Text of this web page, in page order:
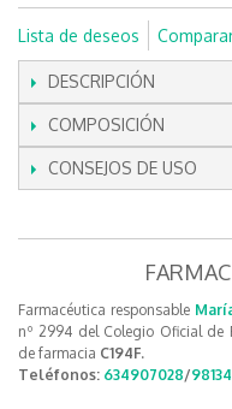
Lista de deseos
DESCRIPCIÓN
COMPOSICIÓN
CONSEJOS DE USO
Farmacéutica responsable
nº 2994 del Colegio Oficial de
de farmacia C194F.
Teléfonos: 634907028/